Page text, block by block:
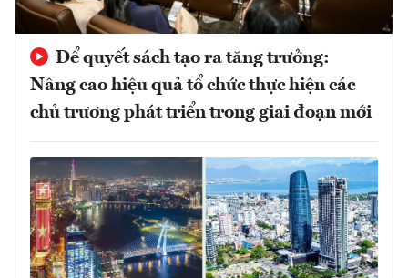
Để quyết sách tạo ra tăng trưởng:
Nâng cao hiệu quả tổ chức thực hiện các
chủ trương phát triển trong giai đoạn mới